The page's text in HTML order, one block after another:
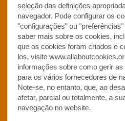
seleção das definições
navegador. Pode configurar os
"configurações" ou
saber mais sobre os cookies,
que os cookies foram criados e
los, visite
informações sobre como gerir
para os vários fornecedores de
Note-se, no entanto, que, ao
afetar, parcial ou totalmente, a
navegação no website.